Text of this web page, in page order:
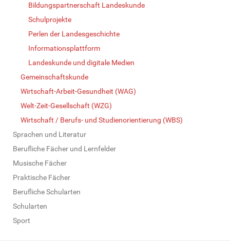
Bildungspartnerschaft Landeskunde
Schulprojekte
Perlen der Landesgeschichte
Informationsplattform
Landeskunde und digitale Medien
Gemeinschaftskunde
Wirtschaft-Arbeit-Gesundheit (WAG)
Welt-Zeit-Gesellschaft (WZG)
Wirtschaft / Berufs- und Studienorientierung (WBS)
Sprachen und Literatur
Berufliche Fächer und Lernfelder
Musische Fächer
Praktische Fächer
Berufliche Schularten
Schularten
Sport